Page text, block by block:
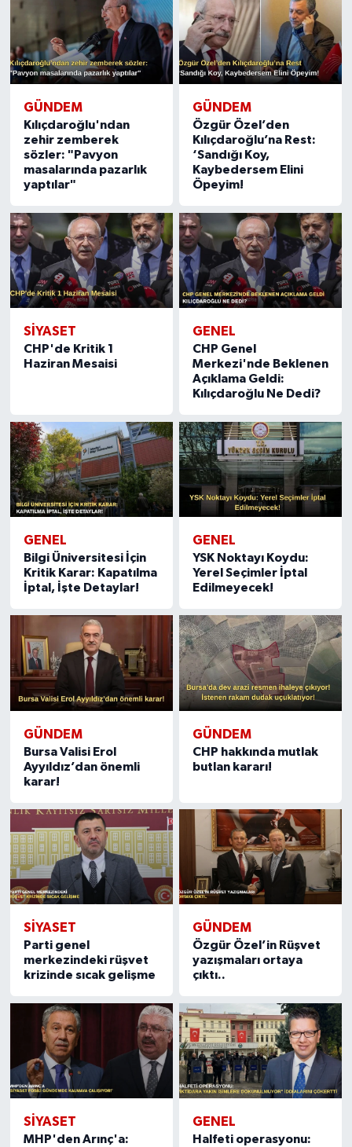
GÜNDEM
Kılıçdaroğlu'ndan
zehir zemberek
sözler: "Pavyon
masalarında pazarlık
yaptılar"
GÜNDEM
Özgür Özel’den
Kılıçdaroğlu’na Rest:
‘Sandığı Koy,
Kaybedersem Elini
Öpeyim!
SIYASET
CHP'de Kritik 1
Haziran Mesaisi
GENEL
CHP Genel
Merkezi'nde Beklenen
Açıklama Geldi:
Kılıçdaroğlu Ne Dedi?
GENEL
Bilgi Üniversitesi İçin
Kritik Karar: Kapatılma
İptal, İşte Detaylar!
GENEL
YSK Noktayı Koydu:
Yerel Seçimler İptal
Edilmeyecek!
GÜNDEM
Bursa Valisi Erol
Ayyıldız’dan önemli
karar!
GÜNDEM
CHP hakkında mutlak
butlan kararı!
SIYASET
Parti genel
merkezindeki rüşvet
krizinde sıcak gelişme
GÜNDEM
Özgür Özel’in Rüşvet
yazışmaları ortaya
çıktı..
SIYASET
MHP'den Arınç'a:
GENEL
Halfeti operasyonu: